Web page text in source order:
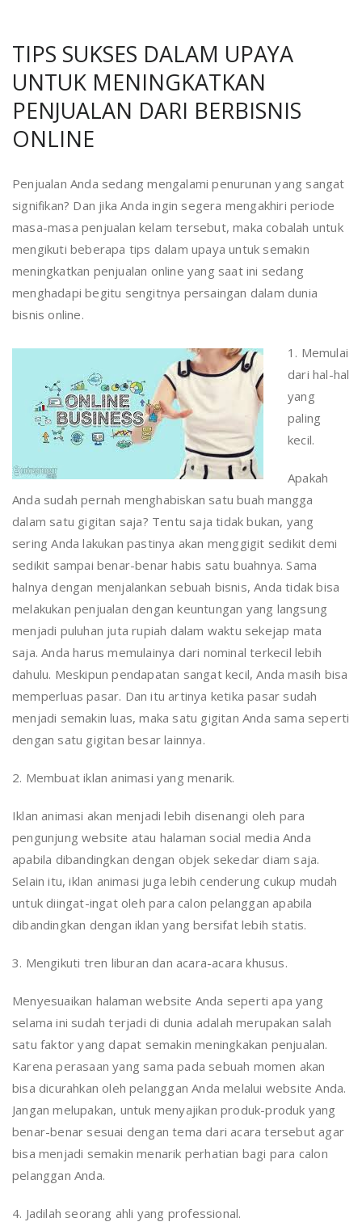
TIPS SUKSES DALAM UPAYA
UNTUK MENINGKATKAN
PENJUALAN DARI BERBISNIS
ONLINE
Penjualan Anda sedang mengalami penurunan yang sangat
signifikan? Dan jika Anda ingin segera mengakhiri periode
masa-masa penjualan kelam tersebut, maka cobalah untuk
mengikuti beberapa tips dalam upaya untuk semakin
meningkatkan penjualan online yang saat ini sedang
menghadapi begitu sengitnya persaingan dalam dunia
bisnis online.
1. Memulai
dari hal-hal
yang
paling
kecil.
Apakah
Anda sudah pernah menghabiskan satu buah mangga
dalam satu gigitan saja? Tentu saja tidak bukan, yang
sering Anda lakukan pastinya akan menggigit sedikit demi
sedikit sampai benar-benar habis satu buahnya. Sama
halnya dengan menjalankan sebuah bisnis, Anda tidak bisa
melakukan penjualan dengan keuntungan yang langsung
menjadi puluhan juta rupiah dalam waktu sekejap mata
saja. Anda harus memulainya dari nominal terkecil lebih
dahulu. Meskipun pendapatan sangat kecil, Anda masih bisa
memperluas pasar. Dan itu artinya ketika pasar sudah
menjadi semakin luas, maka satu gigitan Anda sama seperti
dengan satu gigitan besar lainnya.
2. Membuat iklan animasi yang menarik.
Iklan animasi akan menjadi lebih disenangi oleh para
pengunjung website atau halaman social media Anda
apabila dibandingkan dengan objek sekedar diam saja.
Selain itu, iklan animasi juga lebih cenderung cukup mudah
untuk diingat-ingat oleh para calon pelanggan apabila
dibandingkan dengan iklan yang bersifat lebih statis.
3. Mengikuti tren liburan dan acara-acara khusus.
Menyesuaikan halaman website Anda seperti apa yang
selama ini sudah terjadi di dunia adalah merupakan salah
satu faktor yang dapat semakin meningkakan penjualan.
Karena perasaan yang sama pada sebuah momen akan
bisa dicurahkan oleh pelanggan Anda melalui website Anda.
Jangan melupakan, untuk menyajikan produk-produk yang
benar-benar sesuai dengan tema dari acara tersebut agar
bisa menjadi semakin menarik perhatian bagi para calon
pelanggan Anda.
4. Jadilah seorang ahli yang professional.